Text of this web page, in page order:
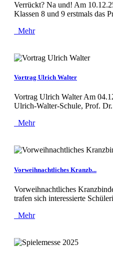
Verrückt? Na und! Am
Klassen 8 und 9 erstmals das
Mehr
Vortrag Ulrich Walter
Vortrag Ulrich Walter Am
Ulrich-Walter-Schule, Prof.
Mehr
Vorweihnachtliches Kranzb...
Vorweihnachtliches
trafen sich interessierte
Mehr